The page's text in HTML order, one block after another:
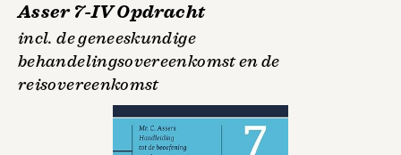
onderstaande editie.
Asser 7-IV Opdracht
incl. de geneeskundige
behandelingsovereenkomst en de
reisovereenkomst